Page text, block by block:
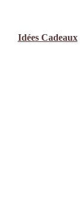
Idées Cadeaux